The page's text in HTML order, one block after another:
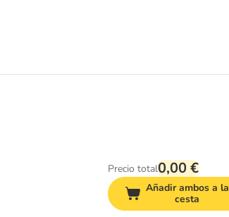
Precio total0,00 €
Añadir ambos a la
cesta